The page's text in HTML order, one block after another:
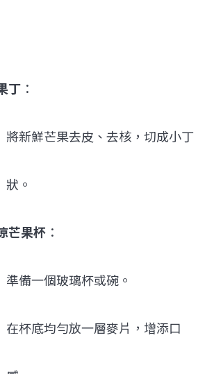
丁：
將新鮮芒果去皮、去核，切成小丁
狀。
芒果杯：
準備一個玻璃杯或碗。
在杯底均勻放一層麥片，增添口